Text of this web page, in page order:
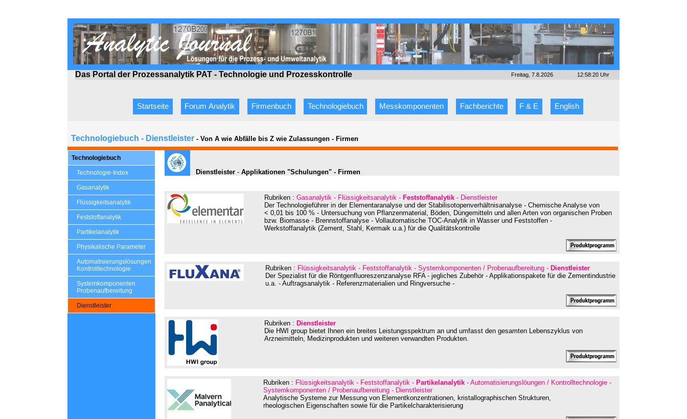
Das Portal der Prozessanalytik PAT - Technologie und Prozesskontrolle Freitag, 7.8.2026 12:58:20 Uhr
Startseite Forum Analytik Firmenbuch Technologiebuch Messkomponenten Fachberichte F & E English
Technologiebuch - Dienstleister - Von A wie Abfälle bis Z wie Zulassungen - Firmen
Technologiebuch
Technologie-Index
Gasanalytik
Flüssigkeitsanalytik
Feststoffanalytik
Partikelanalytik
Physikalische Parameter
Automatisierungslösungen
Kontrolltechnologie
Systemkomponenten
Probenaufbereitung
Dienstleister
Dienstleister - Applikationen "Schulungen" - Firmen
Rubriken : Gasanalytik - Flüssigkeitsanalytik - Feststoffanalytik - Dienstleister
Der Technologieführer in der Elementaranalyse und der Stabilisotopenverhältnisanalyse - Chemische Analyse von
< 0,01 bis 100 % - Untersuchung von Pflanzenmaterial, Böden, Düngemitteln und allen Arten von organischen Proben
bzw. Biomasse - Brennstoffanalyse - Vollautomatische TOC-Analytik in Wasser und Feststoffen -
Werkstoffanalytik (Zement, Stahl, Kermaik u.a.) für die Qualitätskontrolle
Rubriken : Flüssigkeitsanalytik - Feststoffanalytik - Systemkomponenten / Probenaufbereitung - Dienstleister
Der Spezialist für die Röntgenfluoreszenzanalyse RFA - jegliches Zubehör - Applikationspakete für die Zementindustrie
u.a. - Auftragsanalytik - Referenzmaterialien und Ringversuche -
Rubriken : Dienstleister
Die HWI group bietet Ihnen ein breites Leistungsspektrum an und umfasst den gesamten Lebenszyklus von
Arzneimitteln, Medizinprodukten und weiteren verwandten Produkten.
Rubriken : Flüssigkeitsanalytik - Feststoffanalytik - Partikelanalytik - Automatisierungslöungen / Kontrolltechnologie -
Systemkomponenten / Probenaufbereitung - Dienstleister
Analytische Systeme zur Messung von Elementkonzentrationen, kristallographischen Strukturen,
rheologischen Eigenschaften sowie für die Partikelcharakterisierung